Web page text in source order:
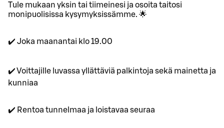
Tule mukaan yksin tai tiimeinesi ja osoita taitosi
monipuolisissa kysymyksissämme. 🌟
✔️ Joka maanantai klo 19.00
✔️ Voittajille luvassa yllättäviä palkintoja sekä mainetta ja
kunniaa
✔️ Rentoa tunnelmaa ja loistavaa seuraa